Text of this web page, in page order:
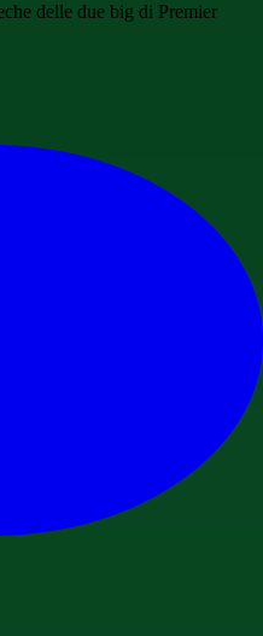
delle due big di Premier